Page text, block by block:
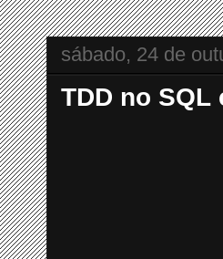
sábado, 24 de
TDD no SQL